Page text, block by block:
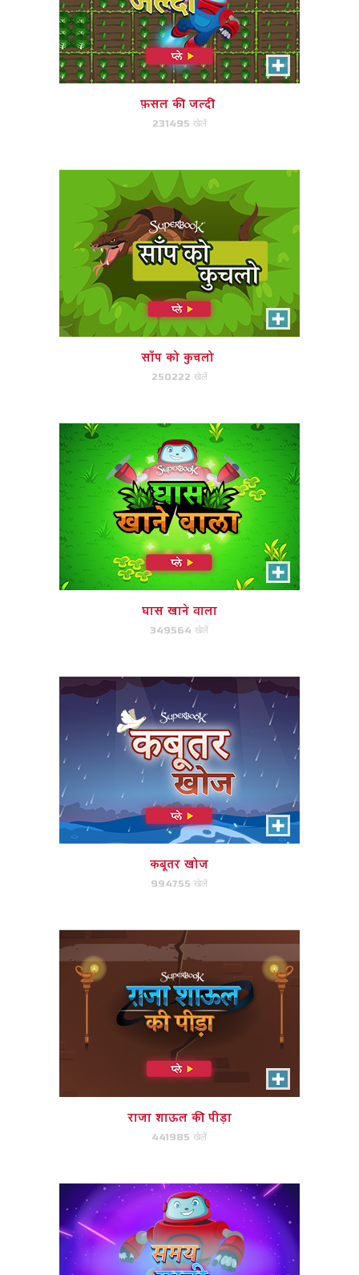
फ़सल की जल्दी
231495 खेलें
साँप को कुचलो
जैसे ही आप सांप को देखते हैं उसे कुचल दे
साँप को कुचलो
250222 खेलें
घास खाने वाला
स्क्रीन से दूर जाने से पहले, गिज़मो को
क्वांटम के लॉन से जंगली घास निकालने में
घास खाने वाला
349564 खेलें
कबूतर खोज
नूह के कबूतर बाधाओं से बचने में मदद
कबूतर खोज
994755 खेलें
राजा शाऊल की पीड़ा
राजा शाऊल को शांति बनाए रखने के लिए
सही समय पर नोटों पर क्लिक / टच करें।
राजा शाऊल की पीड़ा
441985 खेलें
समय यात्री
सही बाइबल घटना चुनें और बड़े पैमाने पर